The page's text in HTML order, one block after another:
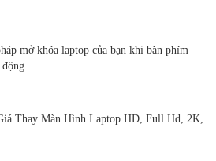
mở khóa laptop của bạn khi bàn phím
Thay Màn Hình Laptop HD, Full Hd, 2K,